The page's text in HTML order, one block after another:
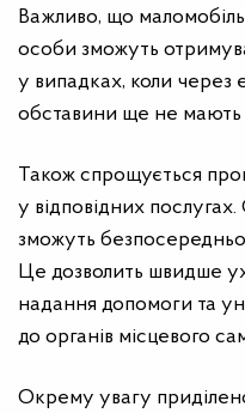
Важливо, що
особи зможуть
у випадках, коли через
обставини ще не мають
Також спрощується
у відповідних
зможуть безпосередньо
Це дозволить швидше
надання допомоги та
до органів місцевого
Окрему увагу